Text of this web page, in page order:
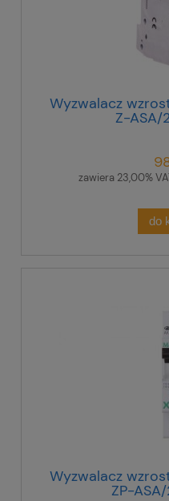
Wyzwalacz
Z-ASA/
zawiera 23,00%
do
Wyzwalacz
ZP-